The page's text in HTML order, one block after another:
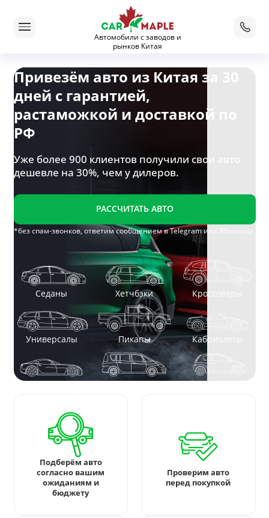
Автомобили с заводов и
рынков Китая
Привезём авто из Китая за 30
дней с гарантией,
растаможкой и доставкой по
РФ
Уже более 900 клиентов получили свои авто
дешевле на 30%, чем у дилеров.
РАССЧИТАТЬ АВТО
*без спам-звонков, ответим сообщением в Telegram или Whatsapp
Седаны Хетчбэки Кроссоверы
Универсалы Пикапы Кабриолеты
Спорткары Минивены Электромобили
Подберём авто
согласно вашим
ожиданиям и
бюджету
Проверим авто
перед покупкой